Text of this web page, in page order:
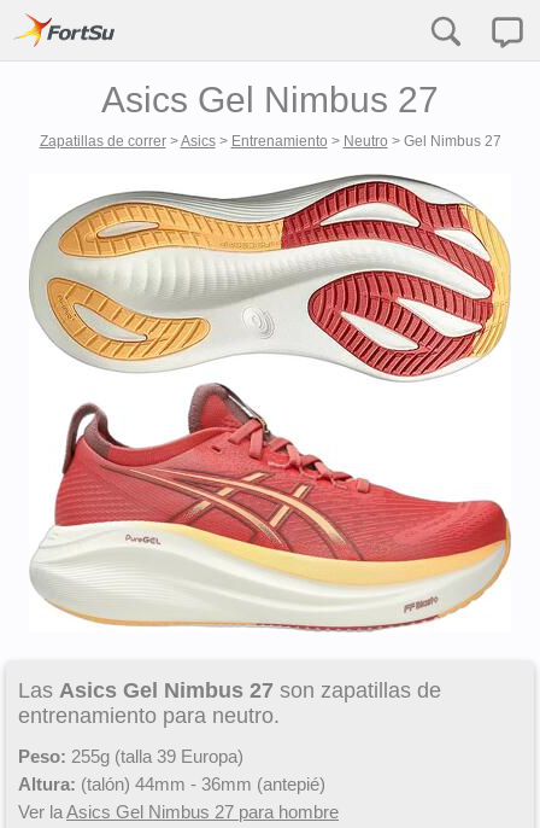
Asics Gel Nimbus 27
Zapatillas de correr>Asics> Entrenamiento > Neutro > Gel Nimbus 27
Las Asics Gel Nimbus 27 son zapatillas de
entrenamiento para neutro.
Peso: 255g (talla 39 Europa)
Altura: (talón) 44mm - 36mm (antepié)
Ver laAsics Gel Nimbus 27 para hombre